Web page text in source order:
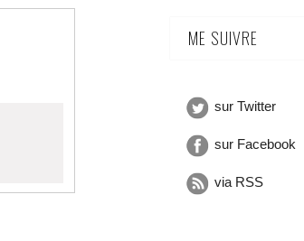
ME SUIVRE
sur Twitter
sur Facebook
via RSS